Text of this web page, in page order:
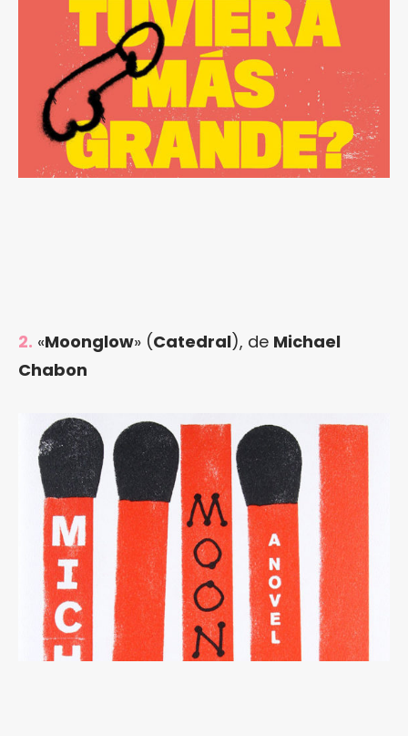
2. «Moonglow» (Catedral), de Michael
Chabon